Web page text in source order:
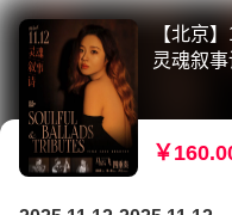
【北京
灵魂叙
￥